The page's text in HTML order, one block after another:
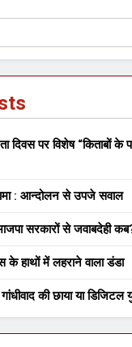
दिवस पर विशेष “किताबों
: आन्दोलन से उपजे सवाल
सरकारों से जवाबदेही
के हाथों में लहराने वाला डंडा
की छाया या डिजिटल